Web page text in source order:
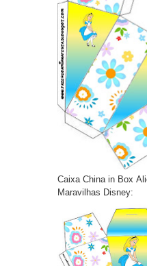
Caixa China in Box
Maravilhas Disney: